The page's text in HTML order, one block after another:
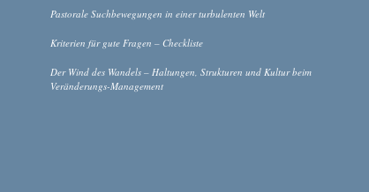
Pastorale Suchbewegungen in einer turbulenten Welt
Kriterien für gute Fragen – Checkliste
Der Wind des Wandels – Haltungen, Strukturen und Kultur beim
Veränderungs-Management